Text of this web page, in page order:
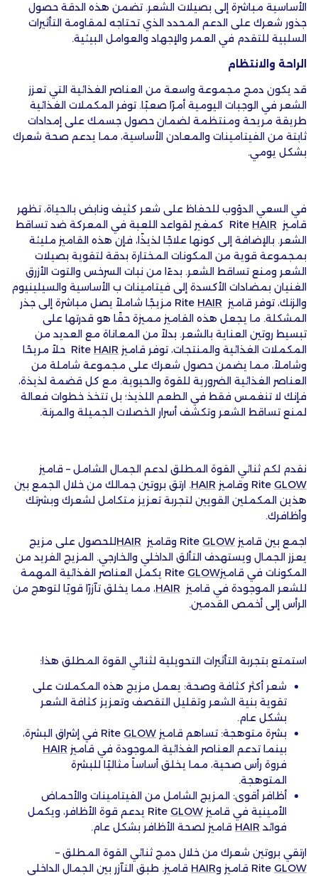
الأساسية مباشرة إلى بصيلات الشعر. تضمن هذه الدقة حصول
جذور شعرك على الدعم المحدد الذي تحتاجه لمقاومة التأثيرات
السلبية للتقدم في العمر والإجهاد والعوامل البيئية.
الراحة والانتظام
قد يكون دمج مجموعة واسعة من العناصر الغذائية التي تعزز
الشعر في الوجبات اليومية أمرًا صعبًا. توفر المكملات الغذائية
طريقة مريحة ومنتظمة لضمان حصول جسمك على إمدادات
ثابتة من الفيتامينات والمعادن الأساسية، مما يدعم صحة شعرك
بشكل يومي.
في السعي الدؤوب للحفاظ على شعر كثيف ونابض بالحياة، تظهر
قاميز HAIR
كمغير لقواعد اللعبة في المعركة ضد تساقط
الشعر. بالإضافة إلى كونها علاجًا لذيذًا، فإن هذه القاميز مليئة
بمجموعة قوية من المكونات المختارة بدقة لتقوية بصيلات
الشعر ومنع تساقط الشعر. بدءًا من نبات السرخس والتوت الأزرق
الغنيان بمضادات الأكسدة إلى فيتامينات ب الأساسية والسيلينيوم
والزنك، توفر قاميز HAIR
مزيجًا شاملاً يصل مباشرة إلى جذر
المشكلة. ما يجعل هذه القاميز مميزة حقًا هو قدرتها على
تبسيط روتين العناية بالشعر. بدلاً من المعاناة مع العديد من
المكملات الغذائية والمنتجات، توفر قاميز
Rite HAIR
حلاً مريحًا
وشاملاً، مما يضمن حصول شعرك على مجموعة شاملة من
العناصر الغذائية الضرورية للقوة والحيوية. مع كل قضمة لذيذة،
فإنك لا تنغمس فقط في الطعم اللذيذ؛ بل تتخذ خطوات فعالة
لمنع تساقط الشعر وتكشف أسرار الخصلات الجميلة والمرنة.
نقدم لكم ثنائي القوة المطلق لدعم الجمال الشامل – قاميز
Rite GLOW وقاميز HAIR. ارتق بروتين جمالك من خلال الجمع بين
هذين المكملين القويين لتجربة تعزيز متكامل لشعرك وبشرتك
وأظافرك.
اجمع بين قاميز
Rite GLOW وقاميز HAIRللحصول على مزيج
يعزز الجمال ويستهدف التألق الداخلي والخارجي. المزيج الفريد من
المكونات في قاميز
Rite GLOW
يكمل العناصر الغذائية المهمة
للشعر الموجودة في قاميز HAIR، مما يخلق تآزرًا قويًا لتوهج من
الرأس إلى أخمص القدمين.
استمتع بتجربة التأثيرات التحويلية لثنائي القوة المطلق هذا:
شعر أكثر كثافة وصحة: يعمل مزيج هذه المكملات على
تقوية بنية الشعر وتقليل التقصف وتعزيز كثافة الشعر
بشكل عام.
بشرة متوهجة: تساهم قاميز
Rite GLOW
في إشراق البشرة،
بينما تدعم العناصر الغذائية الموجودة في قاميز HAIR
فروة رأس صحية، مما يخلق أساساً مثاليًا للبشرة
المتوهجة.
أظافر أقوى: المزيج الشامل من الفيتامينات والأحماض
الأمينية في قاميز
Rite GLOW
يدعم قوة الأظافر، ويكمل
فوائد HAIR قاميز لصحة الأظافر بشكل عام.
ارتقي بروتين شعرك من خلال دمج ثنائي القوة المطلق –
Rite GLOW قاميز وHAIR قاميز. طبق التآزر بين الجمال الداخلي